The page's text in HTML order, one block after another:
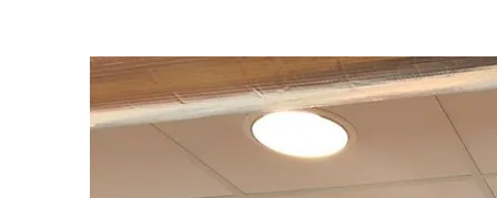
Sepura SC21 kompakt TETRA-radio
Fredrikstad Brann og Redning oppgraderer sitt
kommunikasjonssystem
Namsos Brann og Redning velger nytt